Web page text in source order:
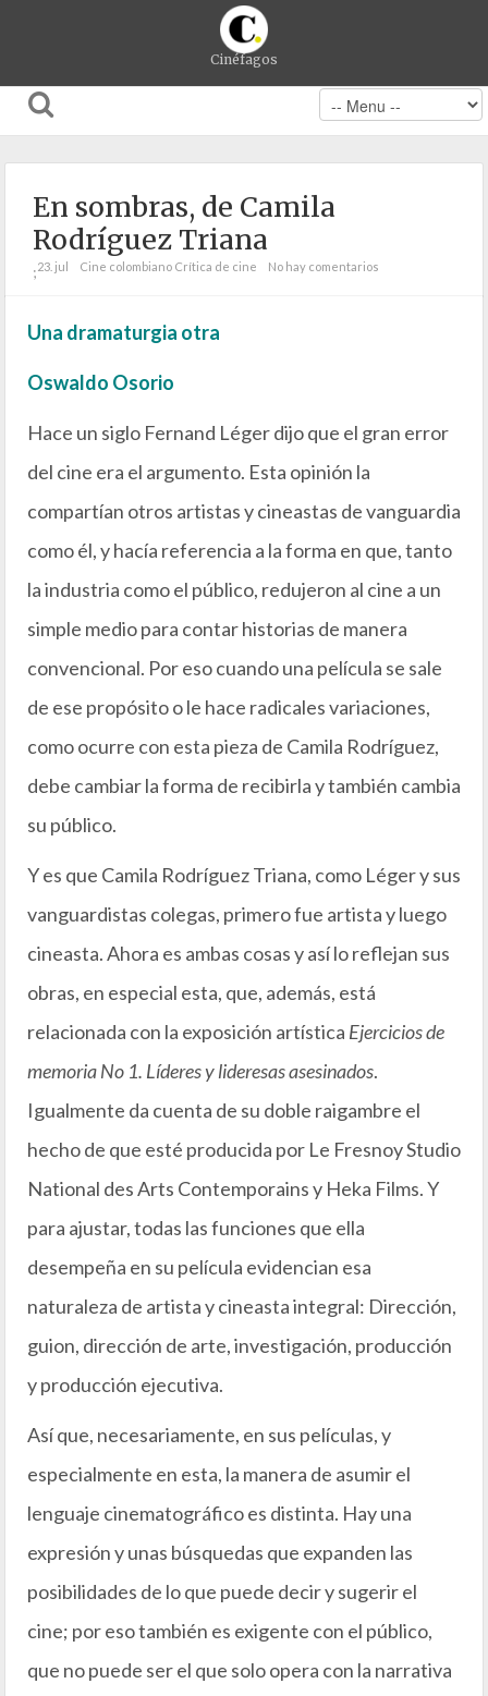
Cinéfagos
En sombras, de Camila
Rodríguez Triana
;23. jul Cine colombiano Crítica de cine No hay comentarios
Una dramaturgia otra
Oswaldo Osorio
Hace un siglo Fernand Léger dijo que el gran error
del cine era el argumento. Esta opinión la
compartían otros artistas y cineastas de vanguardia
como él, y hacía referencia a la forma en que, tanto
la industria como el público, redujeron al cine a un
simple medio para contar historias de manera
convencional. Por eso cuando una película se sale
de ese propósito o le hace radicales variaciones,
como ocurre con esta pieza de Camila Rodríguez,
debe cambiar la forma de recibirla y también cambia
su público.
Y es que Camila Rodríguez Triana, como Léger y sus
vanguardistas colegas, primero fue artista y luego
cineasta. Ahora es ambas cosas y así lo reflejan sus
obras, en especial esta, que, además, está
relacionada con la exposición artística Ejercicios de
memoria No 1. Líderes y lideresas asesinados.
Igualmente da cuenta de su doble raigambre el
hecho de que esté producida por Le Fresnoy Studio
National des Arts Contemporains y Heka Films. Y
para ajustar, todas las funciones que ella
desempeña en su película evidencian esa
naturaleza de artista y cineasta integral: Dirección,
guion, dirección de arte, investigación, producción
y producción ejecutiva.
Así que, necesariamente, en sus películas, y
especialmente en esta, la manera de asumir el
lenguaje cinematográfico es distinta. Hay una
expresión y unas búsquedas que expanden las
posibilidades de lo que puede decir y sugerir el
cine; por eso también es exigente con el público,
que no puede ser el que solo opera con la narrativa